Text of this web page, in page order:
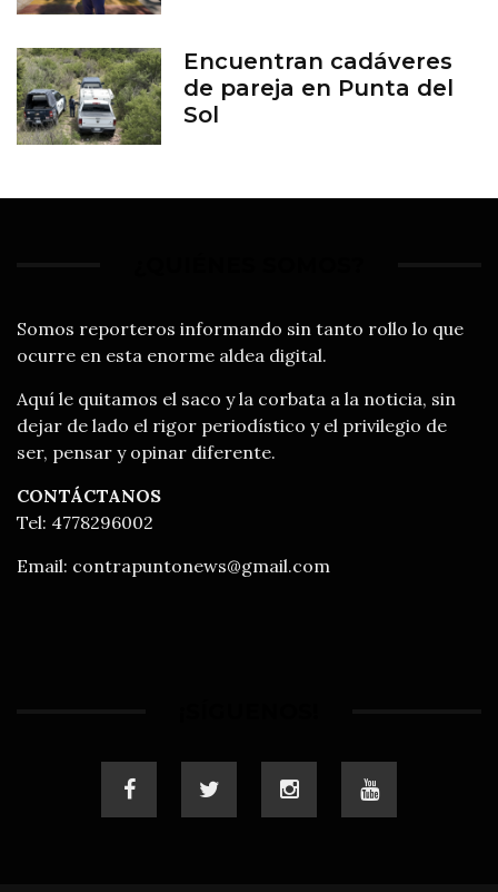
Encuentran cadáveres
de pareja en Punta del
Sol
Somos reporteros informando sin tanto rollo lo que
ocurre en esta enorme aldea digital.
Aquí le quitamos el saco y la corbata a la noticia, sin
dejar de lado el rigor periodístico y el privilegio de
ser, pensar y opinar diferente.
CONTÁCTANOS
Tel: 4778296002
Email: contrapuntonews@gmail.com